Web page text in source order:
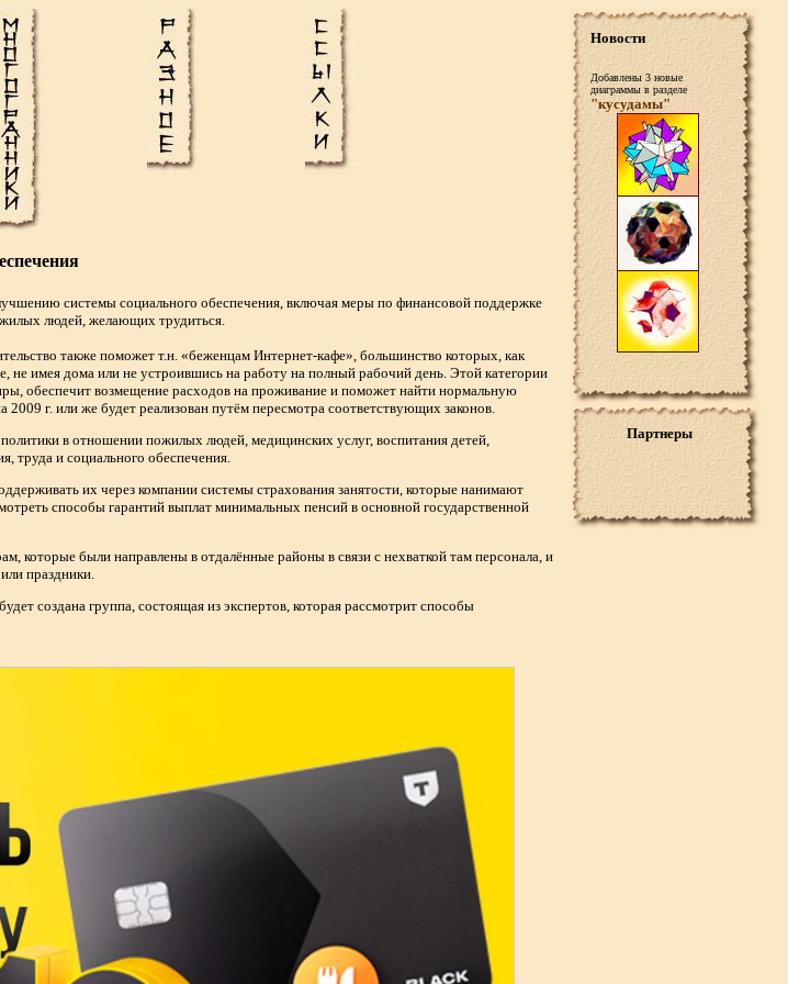
Новости
Добавлены 3 новые
диаграммы в разделе
"кусудамы"
Партнеры
системы социального обеспечения, включая меры по финансовой поддержке
людей, желающих трудиться.
также поможет т.н. «беженцам Интернет-кафе», большинство которых, как
имея дома или не устроившись на работу на полный рабочий день. Этой категории
обеспечит возмещение расходов на проживание и поможет найти нормальную
г. или же будет реализован путём пересмотра соответствующих законов.
в отношении пожилых людей, медицинских услуг, воспитания детей,
труда и социального обеспечения.
их через компании системы страхования занятости, которые нанимают
способы гарантий выплат минимальных пенсий в основной государственной
которые были направлены в отдалённые районы в связи с нехваткой там персонала, и
праздники.
создана группа, состоящая из экспертов, которая рассмотрит способы